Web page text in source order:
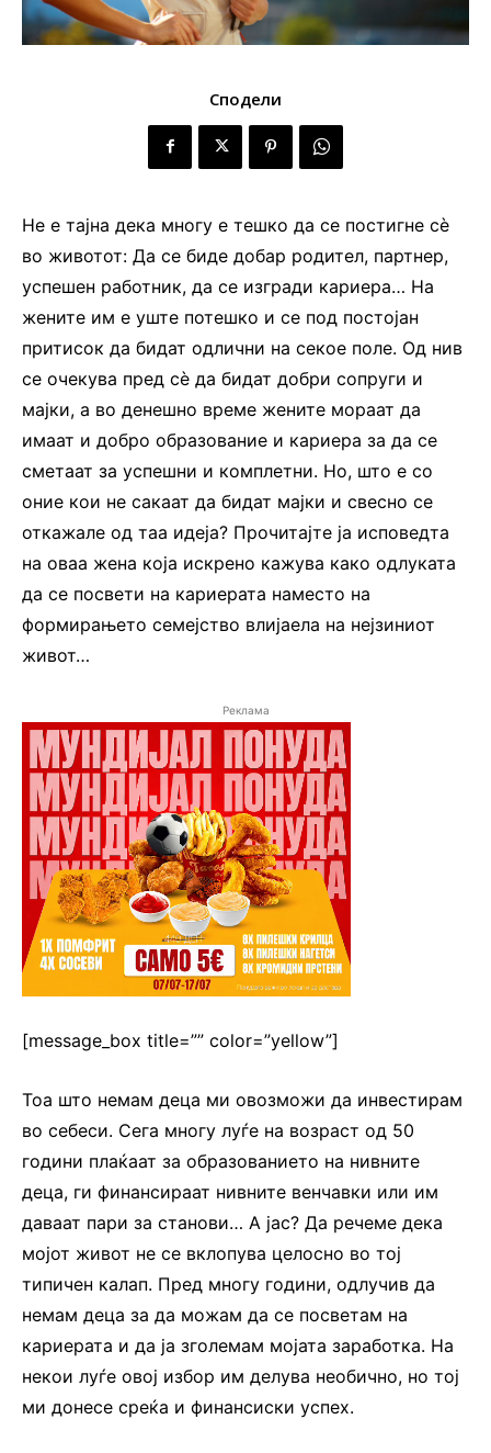
Сподели
Не е тајна дека многу е тешко да се постигне сѐ
во животот: Да се биде добар родител, партнер,
успешен работник, да се изгради кариера… На
жените им е уште потешко и се под постојан
притисок да бидат одлични на секое поле. Од нив
се очекува пред сѐ да бидат добри сопруги и
мајки, а во денешно време жените мораат да
имаат и добро образование и кариера за да се
сметаат за успешни и комплетни. Но, што е со
оние кои не сакаат да бидат мајки и свесно се
откажале од таа идеја? Прочитајте ја исповедта
на оваа жена која искрено кажува како одлуката
да се посвети на кариерата наместо на
формирањето семејство влијаела на нејзиниот
живот…
Реклама
[message_box title=”” color=”yellow”]
Тоа што немам деца ми овозможи да инвестирам
во себеси. Сега многу луѓе на возраст од 50
години плаќаат за образованието на нивните
деца, ги финансираат нивните венчавки или им
даваат пари за станови… А јас? Да речеме дека
мојот живот не се вклопува целосно во тој
типичен калап. Пред многу години, одлучив да
немам деца за да можам да се посветам на
кариерата и да ја зголемам мојата заработка. На
некои луѓе овој избор им делува необично, но тој
ми донесе среќа и финансиски успех.